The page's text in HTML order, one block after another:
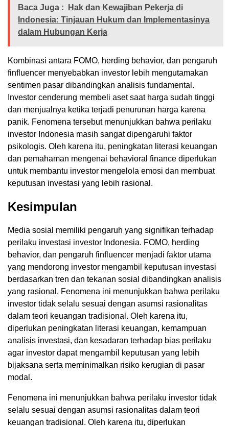
Baca Juga :
Hak dan Kewajiban Pekerja di
Indonesia: Tinjauan Hukum dan Implementasinya
dalam Hubungan Kerja
Kombinasi antara FOMO, herding behavior, dan pengaruh
finfluencer menyebabkan investor lebih mengutamakan
sentimen pasar dibandingkan analisis fundamental.
Investor cenderung membeli aset saat harga sudah tinggi
dan menjualnya ketika terjadi penurunan harga karena
panik. Fenomena tersebut menunjukkan bahwa perilaku
investor Indonesia masih sangat dipengaruhi faktor
psikologis. Oleh karena itu, peningkatan literasi keuangan
dan pemahaman mengenai behavioral finance diperlukan
untuk membantu investor mengelola emosi dan membuat
keputusan investasi yang lebih rasional.
Kesimpulan
Media sosial memiliki pengaruh yang signifikan terhadap
perilaku investasi investor Indonesia. FOMO, herding
behavior, dan pengaruh finfluencer menjadi faktor utama
yang mendorong investor mengambil keputusan investasi
berdasarkan tren dan tekanan sosial dibandingkan analisis
yang rasional. Fenomena ini menunjukkan bahwa perilaku
investor tidak selalu sesuai dengan asumsi rasionalitas
dalam teori keuangan tradisional. Oleh karena itu,
diperlukan peningkatan literasi keuangan, kemampuan
analisis investasi, dan kesadaran terhadap bias perilaku
agar investor dapat mengambil keputusan yang lebih
bijaksana serta meminimalkan risiko kerugian di pasar
modal.
Fenomena ini menunjukkan bahwa perilaku investor tidak
selalu sesuai dengan asumsi rasionalitas dalam teori
keuangan tradisional. Oleh karena itu, diperlukan